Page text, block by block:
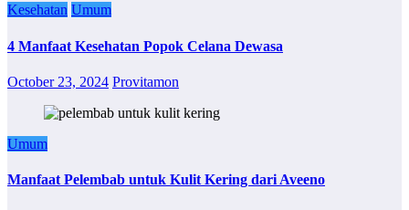
Kesehatan Umum
4 Manfaat Kesehatan Popok Celana Dewasa
October 23, 2024 Provitamon
Umum
Manfaat Pelembab untuk Kulit Kering dari Aveeno